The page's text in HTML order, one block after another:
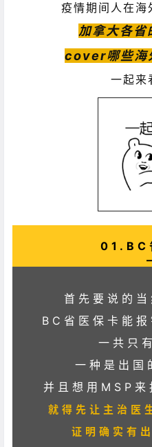
疫情期间人在海
加拿大各省
cover哪些海
一起来
01.BC
首先要说的
BC省医保卡能
一共只
一种是出国
并且想用MSP来
就得先让主治医
证明确实有